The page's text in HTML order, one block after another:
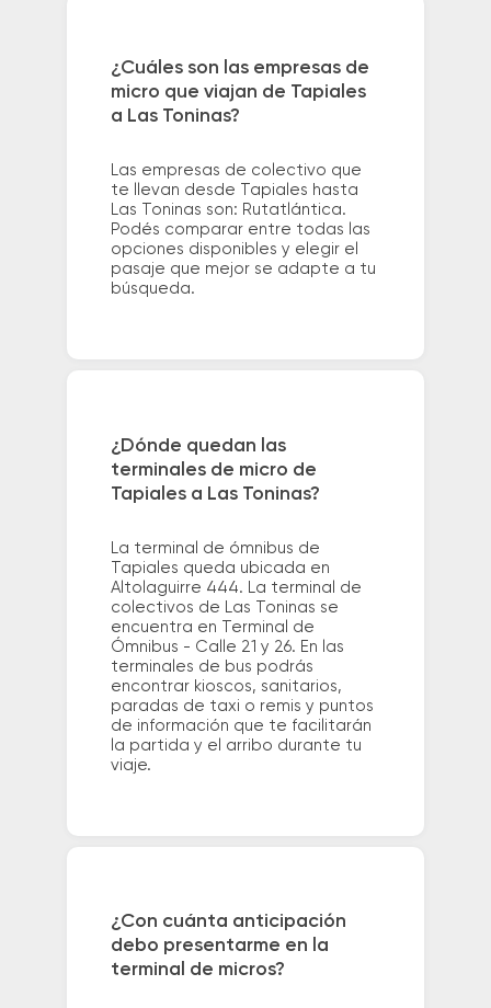
¿Cuáles son las empresas de
micro que viajan de Tapiales
a Las Toninas?
Las empresas de colectivo que
te llevan desde Tapiales hasta
Las Toninas son: Rutatlántica.
Podés comparar entre todas las
opciones disponibles y elegir el
pasaje que mejor se adapte a tu
búsqueda.
¿Dónde quedan las
terminales de micro de
Tapiales a Las Toninas?
La terminal de ómnibus de
Tapiales queda ubicada en
Altolaguirre 444. La terminal de
colectivos de Las Toninas se
encuentra en Terminal de
Ómnibus - Calle 21 y 26. En las
terminales de bus podrás
encontrar kioscos, sanitarios,
paradas de taxi o remis y puntos
de información que te facilitarán
la partida y el arribo durante tu
viaje.
¿Con cuánta anticipación
debo presentarme en la
terminal de micros?